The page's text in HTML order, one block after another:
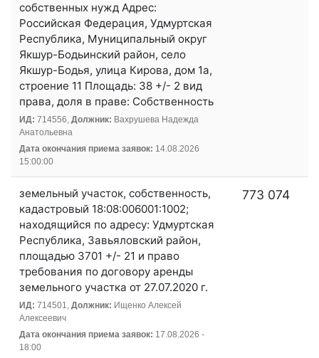
собственных нужд Адрес:
Российская Федерация, Удмуртская
Республика, Муниципальный округ
Якшур-Бодьинский район, село
Якшур-Бодья, улица Кирова, дом 1а,
строение 11 Площадь: 38 +/- 2 вид
права, доля в праве: Собственность
ИД: 714556, Должник: Вахрушева Надежда
Анатольевна
Дата окончания приема заявок: 14.08.2026
15:00:00
земельный участок, собственность,
кадастровый 18:08:006001:1002;
находящийся по адресу: Удмуртская
Республика, Завьяловский район,
площадью 3701 +/- 21 и право
требования по договору аренды
земельного участка от 27.07.2020 г.
ИД: 714501, Должник: Ищенко Алексей
Алексеевич
Дата окончания приема заявок: 17.08.2026 -
18:00
773 074